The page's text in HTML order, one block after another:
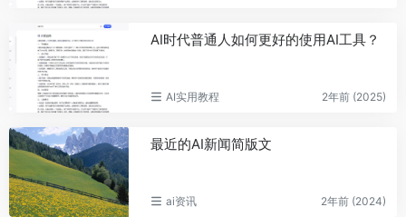
AI时代普通人如何更好的使用AI工具？
AI实用教程 2年前 (2025)
最近的AI新闻简版文
ai资讯 2年前 (2024)